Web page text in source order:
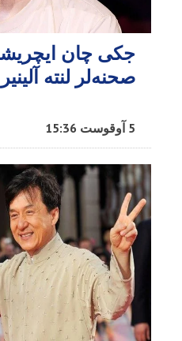
جکی چان
صحنه‌لر لنته
5 آوقوست 15:36